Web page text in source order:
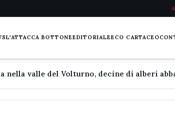
L'ATTACCA BOTTONEEDITORIALEECO CARTACEO